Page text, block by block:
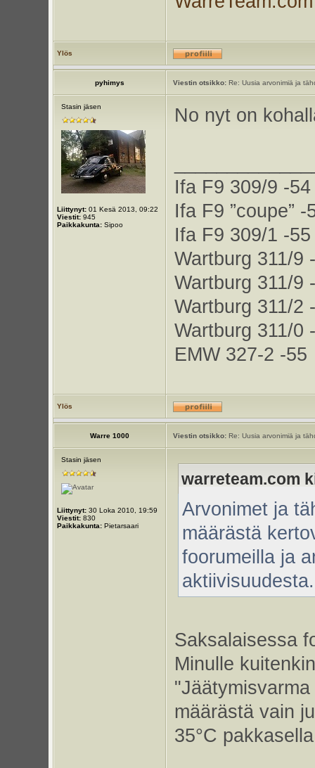
Ylös
pyhimys Viestin otsikko:Re: Uusia arvonimiä ja
Stasin jäsen
Liittynyt:01 Kesä 2013, 09:22
Viestit:945
Paikkakunta:Sipoo
No nyt on
Ifa F9 309/9 -54
Ifa F9 ”coupe” -
Ifa F9 309/1 -55
Wartburg 311/9
Wartburg 311/9
Wartburg 311/2
Wartburg 311/0
EMW 327-2 -55
Ylös
Warre 1000 Viestin otsikko:Re: Uusia arvonimiä ja
Stasin jäsen
Liittynyt:30 Loka 2010, 19:59
Viestit:830
Paikkakunta:Pietarsaari
warreteam.com
Arvonimet ja
määrästä
foorumeilla ja
aktiivisuudesta.
Saksalaisessa
Minulle
määrästä vain
35°C